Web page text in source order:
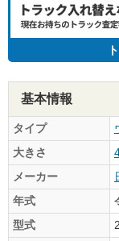
基本情報
タイプ
大きさ
メーカー
年式
型式